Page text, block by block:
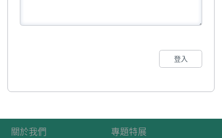
登入
關於我們
專題特展